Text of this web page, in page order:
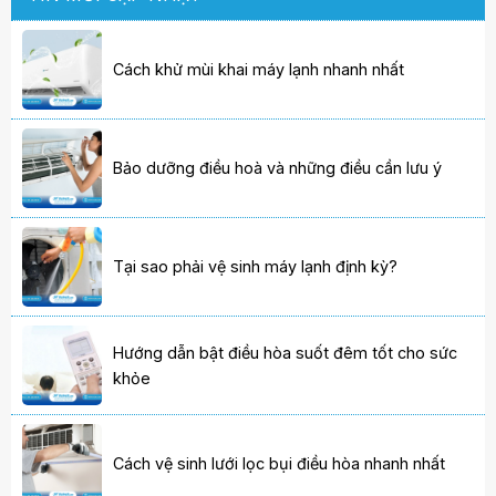
Cách khử mùi khai máy lạnh nhanh nhất
Bảo dưỡng điều hoà và những điều cần lưu ý
Tại sao phải vệ sinh máy lạnh định kỳ?
Hướng dẫn bật điều hòa suốt đêm tốt cho sức
khỏe
Cách vệ sinh lưới lọc bụi điều hòa nhanh nhất